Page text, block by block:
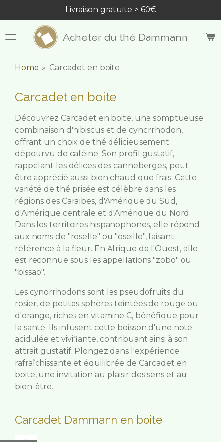
au
contenu
principal
Acheter du thé Dammann
Livraison gratuite > 60€
Home » Carcadet en boite
Carcadet en boite
Découvrez Carcadet en boite, une somptueuse
combinaison d'hibiscus et de cynorrhodon,
offrant un choix de thé délicieusement
dépourvu de caféine. Son profil gustatif,
rappelant les délices des canneberges, peut
être apprécié aussi bien chaud que frais. Cette
variété de thé prisée est célèbre dans les
régions des Caraïbes, d'Amérique du Sud,
d'Amérique centrale et d'Amérique du Nord.
Dans les territoires hispanophones, elle répond
aux noms de "roselle" ou "oseille", faisant
référence à la fleur. En Afrique de l'Ouest, elle
est reconnue sous les appellations "zobo" ou
"bissap".
Les cynorrhodons sont les pseudofruits du
rosier, de petites sphères teintées de rouge ou
d'orange, riches en vitamine C, bénéfique pour
la santé. Ils infusent cette boisson d'une note
acidulée et vivifiante, contribuant ainsi à son
attrait gustatif. Plongez dans l'expérience
rafraîchissante et équilibrée de Carcadet en
boite, une invitation au plaisir des sens et au
bien-être.
Carcadet Dammann en boite